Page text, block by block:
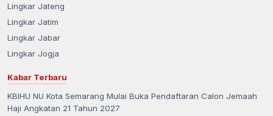
Lingkar Jateng
Lingkar Jatim
Lingkar Jabar
Lingkar Jogja
Kabar Terbaru
KBIHU NU Kota Semarang Mulai Buka Pendaftaran Calon Jemaah
Haji Angkatan 21 Tahun 2027